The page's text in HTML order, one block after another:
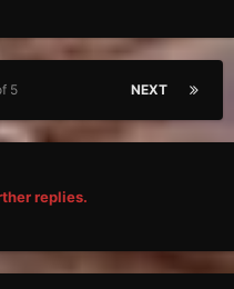
NEXT
5
replies.